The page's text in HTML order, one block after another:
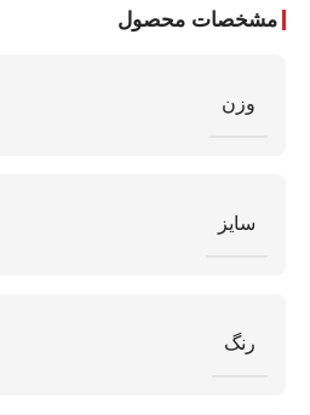
مشخصات محصول
وزن
سایز
رنگ